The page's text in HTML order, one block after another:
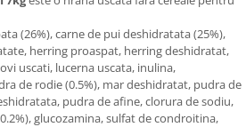
(26%), carne de pui deshidratata (25%),
herring proaspat, herring deshidratat,
uscati, lucerna uscata, inulina,
de rodie (0.5%), mar deshidratat, pudra de
pudra de afine, clorura de sodiu,
glucozamina, sulfat de condroitina,